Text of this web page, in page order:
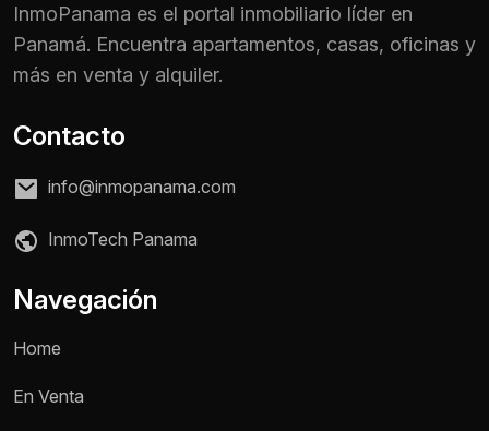
Teléfono / WhatsApp *
InmoPanama es el portal inmobiliario líder en
Panamá. Encuentra apartamentos, casas, oficinas y
más en venta y alquiler.
Contacto
info@inmopanama.com
InmoTech Panama
Navegación
Home
En Venta